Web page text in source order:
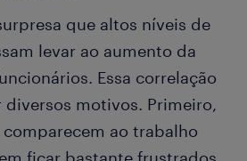
que altos níveis de
levar ao aumento da
Essa correlação
motivos. Primeiro,
ao trabalho